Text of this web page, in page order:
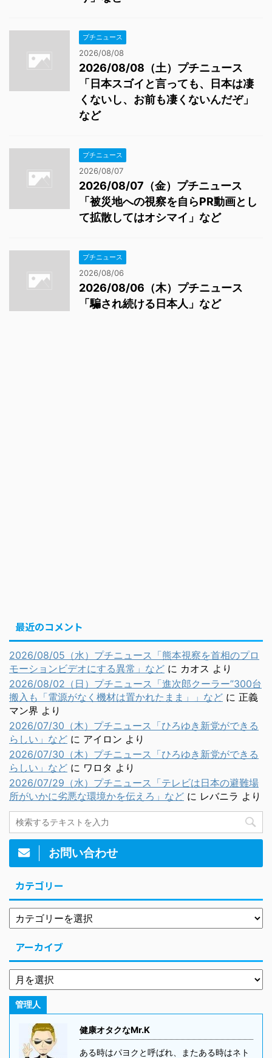
プチニュース
2026/08/08
2026/08/08（土）プチニュース
「日本スゴイと言っても、日本は凄
くないし、お前も凄くないんだぞ」
など
プチニュース
2026/08/07
2026/08/07（金）プチニュース
「被災地への視察を自らPR動画とし
て拡散してはオシマイ」など
プチニュース
2026/08/06
2026/08/06（木）プチニュース
「騙され続ける日本人」など
最近のコメント
2026/08/05（水）プチニュース「熊本視察を首相のプロ
モーションビデオにする異常」など に カオス より
2026/08/02（日）プチニュース「進次郎クーラー”300台
搬入も「電源がなく機材は置かれたまま」」など に 正義
マン界 より
2026/07/30（木）プチニュース「ひろゆき新党ができる
らしい」など に アイロン より
2026/07/30（木）プチニュース「ひろゆき新党ができる
らしい」など に ワロタ より
2026/07/29（水）プチニュース「テレビは日本の避難場
所がいかに劣悪な環境かを伝えろ」など に レバニラ より
お問い合わせ
カテゴリー
アーカイブ
管理人
健康オタクなMr.K
ある時はパヨクと呼ばれ、またある時はネト